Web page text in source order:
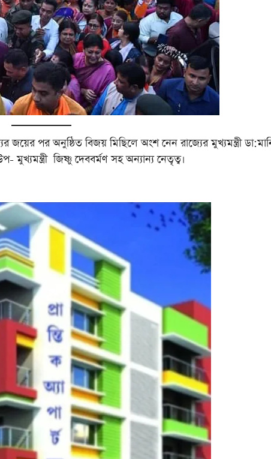
পর অনুষ্ঠিত বিজয় মিছিলে অংশ নেন রাজ্যের মুখ্যমন্ত্রী
মুখ্যমন্ত্রী জিষ্ণু দেববর্মণ সহ অন্যান্য নেতৃত্ব।